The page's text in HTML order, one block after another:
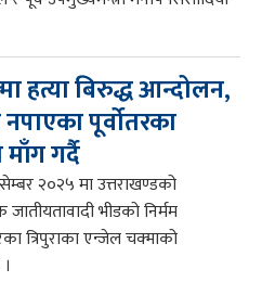
हत्या बिरुद्ध आन्दोलन,
पूर्वोतरका
गर्दै
२०२५ मा उत्तराखण्डको
भीडको निर्मम
त्रिपुराका एन्जेल चक्माको